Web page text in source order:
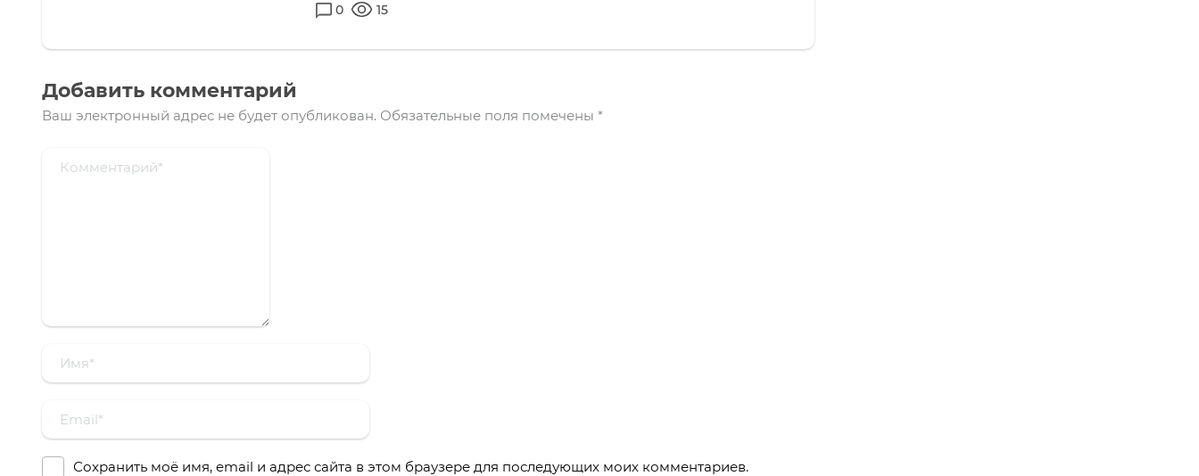
0
15
Добавить комментарий
Ваш электронный адрес не будет опубликован. Обязательные поля помечены *
Сохранить моё имя, email и адрес сайта в этом браузере для последующих моих комментариев.